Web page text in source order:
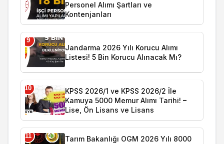
Personel Alımı Şartları ve
Kontenjanları
9
Jandarma 2026 Yılı Korucu Alımı
Listesi! 5 Bin Korucu Alınacak Mı?
10
KPSS 2026/1 ve KPSS 2026/2 İle
Kamuya 5000 Memur Alımı Tarihi! –
Lise, Ön Lisans ve Lisans
11
Tarım Bakanlığı OGM 2026 Yılı 8000